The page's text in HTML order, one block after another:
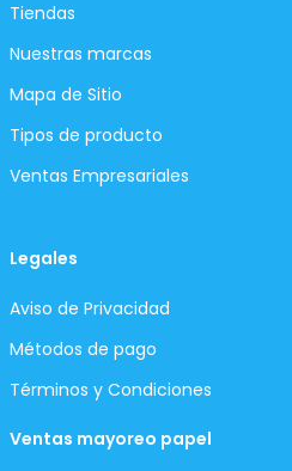
Tiendas
Nuestras marcas
Mapa de Sitio
Tipos de producto
Ventas Empresariales
Legales
Aviso de Privacidad
Métodos de pago
Términos y Condiciones
Ventas mayoreo papel